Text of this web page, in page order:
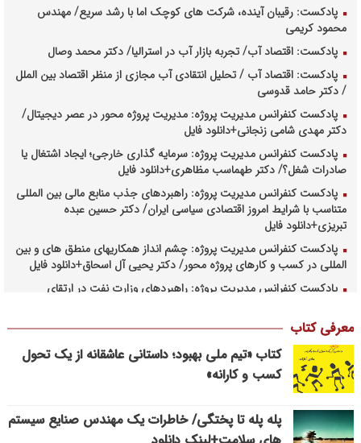
پادکست: رقیبان آینده، شرکت های کوچک اما با رشد سریع/ مهندس
محمود کریمی
پادکست: اقتصاد آب/ تجربه بازار آب در استرالیا/ دکتر محمد وصال
پادکست: اقتصاد آب / تحلیل انتقادی آب مجازی از منظر اقتصاد بین الملل
/ دکتر حامد قدوسی
پادکست کنفرانس مدیریت پروژه: مدیریت پروژه محور در عصر دیجیتال/
دکتر مهدی شامی زنجانی+دانلود فایل
پادکست کنفرانس مدیریت پروژه: سرمایه گذاری خارجی؛ ایجاد اشتغال یا
صادرات شغل؟/ دکتر طهماسب مظاهری+دانلود فایل
پادکست کنفرانس مدیریت پروژه: راهبردهای جذب منابع مالی بین المللی
متناسب با شرایط امروز اقتصادی سیاسی ایران/ دکتر حسین عبده
تبریزی+دانلود فایل
پادکست کنفرانس مدیریت پروژه: چشم انداز همکاریهای منطق های و بین
المللی در کسب و کارهای پروژه محور/ دکتر یحیی آل اسحاق+دانلود فایل
پادکست کنفرانس مدیریت پروژه: راهبردهای وزارت نفت در ارتقای
فایل
پادکست کنفرانس مدیریت پروژه: حکمرانی در کسب و کارهای پروژه
محور/ دکتر محمد صبحیه+دانلود فایل
پادکست کنفرانس مدیریت: منتورینگ مدیران ارشد برای ارتقای
فایل صوتی
پادکست کنفرانس مدیریت: چگونه سازمانهای خلاق تری بسازیم/ دکتر
معرفی کتاب
کتاب «تیم ملی بهبود؛ داستانی عاشقانه از یک تحول
کسب و کارانه»
پله پله تا پختگی/ خاطرات یک مهندس صنایع سیستم